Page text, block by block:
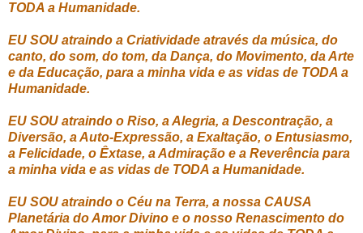
TODA a Humanidade.
EU SOU atraindo a Criatividade através da música, do
canto, do som, do tom, da Dança, do Movimento, da Arte
e da Educação, para a minha vida e as vidas de TODA a
Humanidade.
EU SOU atraindo o Riso, a Alegria, a Descontração, a
Diversão, a Auto-Expressão, a Exaltação, o Entusiasmo,
a Felicidade, o Êxtase, a Admiração e a Reverência para
a minha vida e as vidas de TODA a Humanidade.
EU SOU atraindo o Céu na Terra, a nossa CAUSA
Planetária do Amor Divino e o nosso Renascimento do